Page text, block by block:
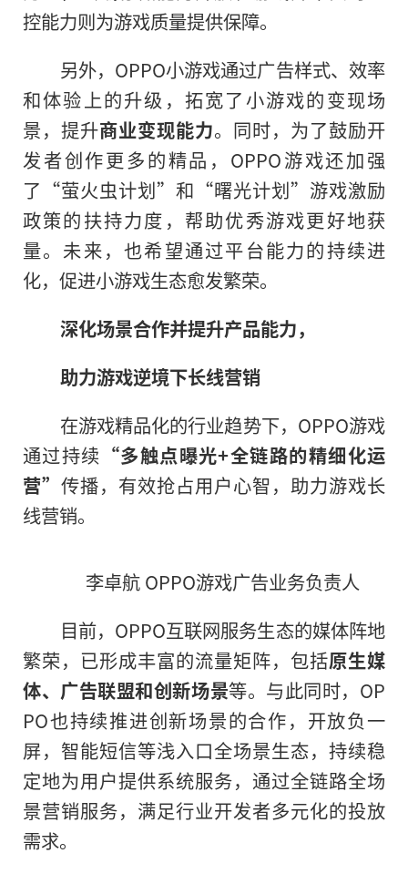
控能力则为游戏质量提供保障。
另外，OPPO小游戏通过广告样式、效率
和体验上的升级，拓宽了小游戏的变现场
景，提升商业变现能力。同时，为了鼓励开
发者创作更多的精品，OPPO游戏还加强
了“萤火虫计划”和“曙光计划”游戏激励
政策的扶持力度，帮助优秀游戏更好地获
量。未来，也希望通过平台能力的持续进
化，促进小游戏生态愈发繁荣。
深化场景合作并提升产品能力，
助力游戏逆境下长线营销
在游戏精品化的行业趋势下，OPPO游戏
通过持续 “多触点曝光+全链路的精细化运
营” 传播，有效抢占用户心智，助力游戏长
线营销。
李卓航 OPPO游戏广告业务负责人
目前，OPPO互联网服务生态的媒体阵地
繁荣，已形成丰富的流量矩阵，包括原生媒
体、广告联盟和创新场景等。与此同时，OP
PO也持续推进创新场景的合作，开放负一
屏，智能短信等浅入口全场景生态，持续稳
定地为用户提供系统服务，通过全链路全场
景营销服务，满足行业开发者多元化的投放
需求。